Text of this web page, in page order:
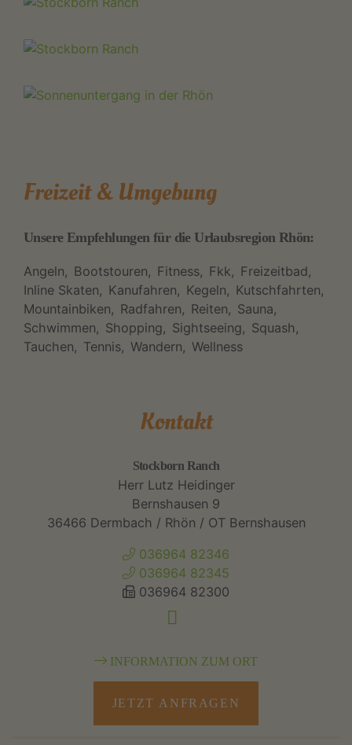
Freizeit & Umgebung
Unsere Empfehlungen für die Urlaubsregion Rhön:
Angeln Bootstouren Fitness Fkk
Freizeitbad
Inline Skaten
Kanufahren Kegeln
Kutschfahrten
Mountainbiken
Radfahren Reiten
Sauna
Schwimmen
Shopping Sightseeing
Squash
Tauchen
Tennis Wandern Wellness
Kontakt
Stockborn Ranch
Herr Lutz Heidinger
Bernshausen 9
36466 Dermbach / Rhön / OT Bernshausen
036964 82346
036964 82345
036964 82300
INFORMATION ZUM ORT
JETZT ANFRAGEN